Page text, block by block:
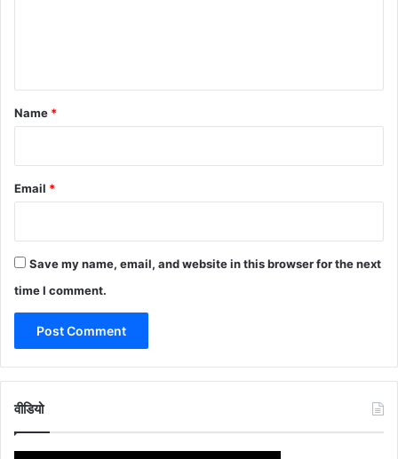
*
Name *
Email *
Save my name, email, and website in this browser for the next
time I comment.
वीडियो